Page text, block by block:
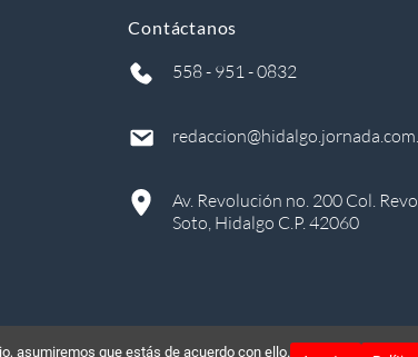
Contáctanos
558 - 951 - 0832
Av. Revolución no. 200 Col.
Soto, Hidalgo C.P. 42060
asumiremos que estás de acuerdo con ello.